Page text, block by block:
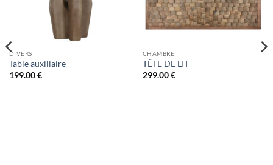
DIVERS
Table auxiliaire
199.00€
CHAMBRE
TÊTE DE LIT
299.00€